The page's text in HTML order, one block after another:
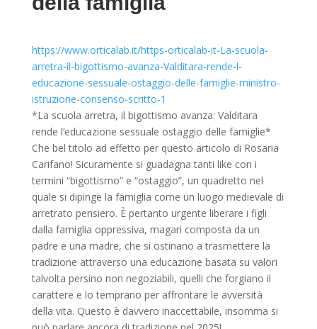
https://www.orticalab.it/https-orticalab-it-La-scuola-
arretra-il-bigottismo-avanza-Valditara-rende-l-
educazione-sessuale-ostaggio-delle-famiglie-ministro-
istruzione-consenso-scritto-1
*La scuola arretra, il bigottismo avanza: Valditara
rende l’educazione sessuale ostaggio delle famiglie*
Che bel titolo ad effetto per questo articolo di Rosaria
Carifano! Sicuramente si guadagna tanti like con i
termini “bigottismo” e “ostaggio”, un quadretto nel
quale si dipinge la famiglia come un luogo medievale di
arretrato pensiero. È pertanto urgente liberare i figli
dalla famiglia oppressiva, magari composta da un
padre e una madre, che si ostinano a trasmettere la
tradizione attraverso una educazione basata su valori
talvolta persino non negoziabili, quelli che forgiano il
carattere e lo temprano per affrontare le avversità
della vita. Questo è davvero inaccettabile, insomma si